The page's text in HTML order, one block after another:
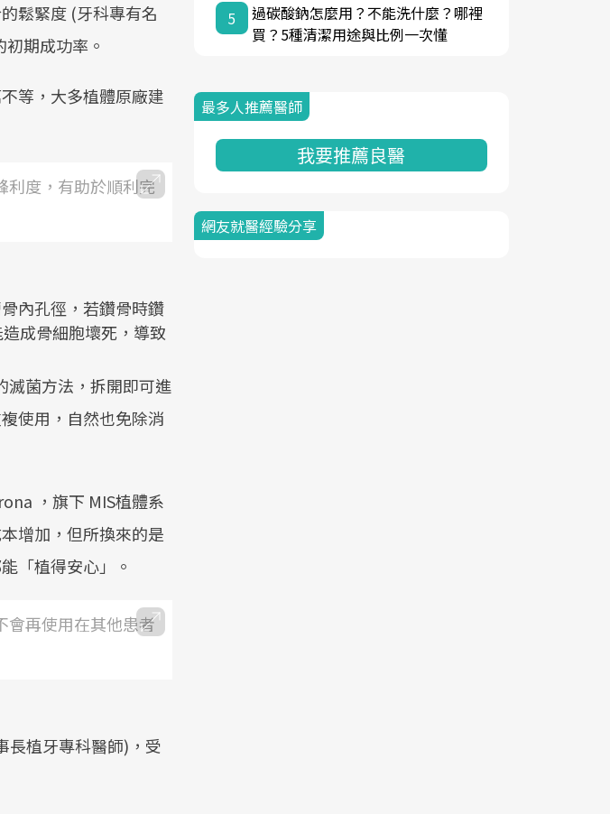
鬆緊度 (牙科專有名
期成功率。
等，大多植體原廠建
利度，有助於順利完
內孔徑，若鑽骨時鑽
成骨細胞壞死，導致
滅菌方法，拆開即可進
使用，自然也免除消
，旗下 MIS植體系
增加，但所換來的是
「植得安心」。
會再使用在其他患者
長植牙專科醫師)，受
5
過碳酸鈉怎麼用？不能洗什麼？哪裡
買？5種清潔用途與比例一次懂
最多人推薦醫師
我要推薦良醫
網友就醫經驗分享